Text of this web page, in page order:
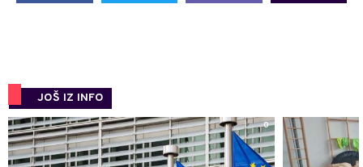
JOŠ IZ INFO
0